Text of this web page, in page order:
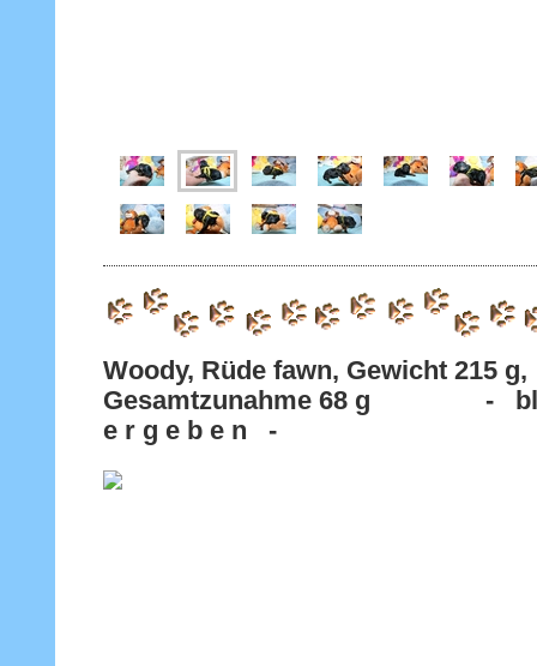
Woody, Rüde fawn, Gewicht 215 g,
Gesamtzunahme 68 g -
e r g e b e n -